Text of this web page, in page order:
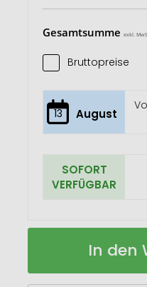
Gesamtsumme exkl.
Bruttopreise
13 August
SOFORT
VERFÜGBAR
Bio-
Kaffeebecher
Auf
In den